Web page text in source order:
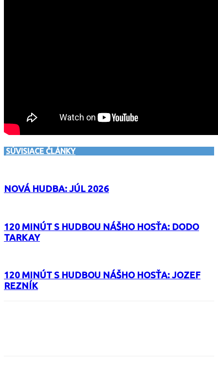
SÚVISIACE ČLÁNKY
NOVÁ HUDBA: JÚL 2026
120 MINÚT S HUDBOU NÁŠHO HOSŤA: DODO
TARKAY
120 MINÚT S HUDBOU NÁŠHO HOSŤA: JOZEF
REZNÍK